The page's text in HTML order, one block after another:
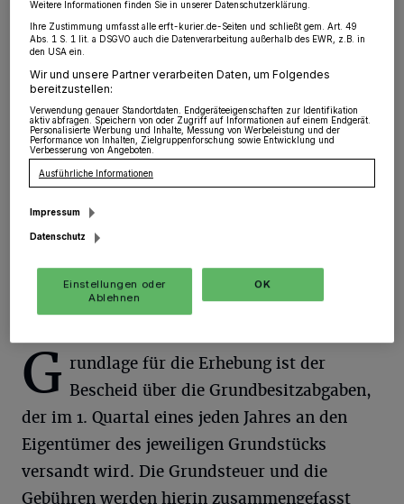
Jüchen·
Die Stadt Jüchen weist darauf hin, dass die
nächste Fälligkeit für die Grundbesitzabgaben am 15.
Mai 2023 ansteht. Diese umfasst die Grundsteuer
sowie die Gebühren für Abfallbeseitigung,
Straßenreinigung, Winterdienst und die Entwässerung.
G rundlage für die Erhebung ist der
Bescheid über die Grundbesitzabgaben,
der im 1. Quartal eines jeden Jahres an den
Eigentümer des jeweiligen Grundstücks
versandt wird. Die Grundsteuer und die
Gebühren werden hierin zusammengefasst
Weitere Informationen finden Sie in unserer Datenschutzerklärung.
Ihre Zustimmung umfasst alle erft-kurier.de-Seiten und schließt gem. Art. 49
Abs. 1 S. 1 lit. a DSGVO auch die Datenverarbeitung außerhalb des EWR, z.B. in
den USA ein.
Wir und unsere Partner verarbeiten Daten, um Folgendes
bereitzustellen:
Verwendung genauer Standortdaten. Endgeräteeigenschaften zur Identifikation
aktiv abfragen. Speichern von oder Zugriff auf Informationen auf einem Endgerät.
Personalisierte Werbung und Inhalte, Messung von Werbeleistung und der
Performance von Inhalten, Zielgruppenforschung sowie Entwicklung und
Verbesserung von Angeboten.
Ausführliche Informationen
Impressum
Datenschutz
Einstellungen oder
Ablehnen
OK